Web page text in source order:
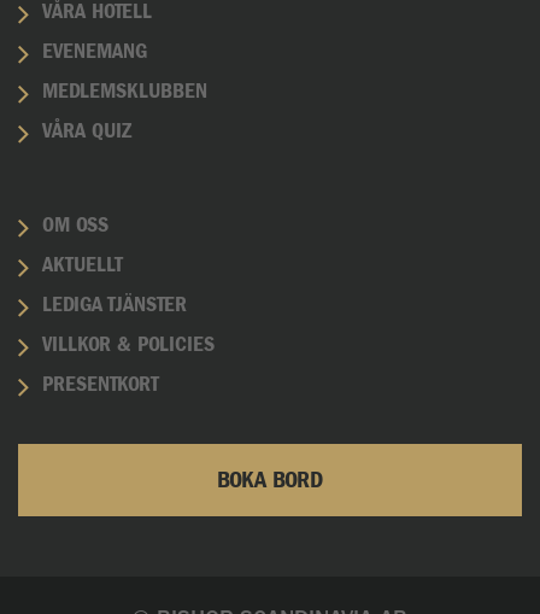
VÅRA HOTELL
EVENEMANG
MEDLEMSKLUBBEN
VÅRA QUIZ
OM OSS
AKTUELLT
LEDIGA TJÄNSTER
VILLKOR & POLICIES
PRESENTKORT
BOKA BORD